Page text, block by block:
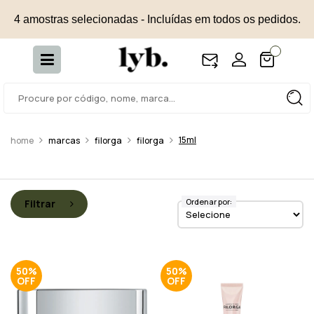
4 amostras selecionadas - Incluídas em todos os pedidos.
marcas filorga filorga 15ml
Filtrar Ordenar por:
50% 50%